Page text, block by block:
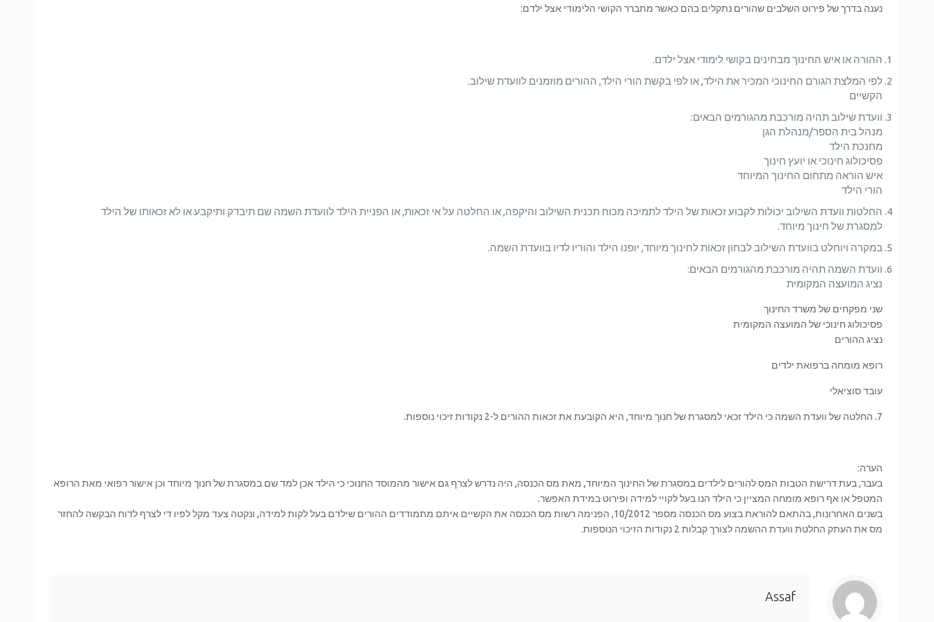
נענה בדרך של פירוט השלבים שהורים נתקלים בהם כאשר מתברר הקושי הלימודי אצל ילדם:
ההורה או איש החינוך מבחינים בקושי לימודי אצל ילדם.
לפי המלצת הגורם החינוכי המכיר את הילד, או לפי בקשת הורי הילד, ההורים מוזמנים לוועדת שילוב.
הקשיים
וועדת שילוב תהיה מורכבת מהגורמים הבאים:
מנהל בית הספר/מנהלת הגן
מחנכת הילד
פסיכולוג חינוכי או יועץ חינוך
איש הוראה מתחום החינוך המיוחד
הורי הילד
החלטות וועדת השילוב יכולות לקבוע זכאות של הילד לתמיכה מכוח תכנית השילוב והיקפה, או החלטה על אי זכאות, או הפניית הילד לוועדת השמה שם תיבדק ותיקבע או לא זכאותו של הילד
למסגרת של חינוך מיוחד.
במקרה ויוחלט בוועדת השילוב לבחון זכאות לחינוך מיוחד, יופנו הילד והוריו לדיו בוועדת השמה.
וועדת השמה תהיה מורכבת מהגורמים הבאים:
נציג המועצה המקומית
שני מפקחים של משרד החינוך
פסיכולוג חינוכי של המועצה המקומית
נציג ההורים
רופא מומחה ברפואת ילדים
עובד סוציאלי
7. החלטה של וועדת השמה כי הילד זכאי למסגרת של חנוך מיוחד, היא הקובעת את זכאות ההורים ל-2 נקודות זיכוי נוספות.
הערה:
בעבר, בעת דרישת הטבות המס להורים לילדים במסגרת של החינוך המיוחד, מאת מס הכנסה, היה נדרש לצרף גם אישור מהמוסד החנוכי כי הילד אכן למד שם במסגרת של חנוך מיוחד וכן אישור רפואי מאת הרופא
המטפל או אף רופא מומחה המציין כי הילד הנו בעל לקויי למידה ופירוט במידת האפשר.
בשנים האחרונות, בהתאם להוראת בצוע מס הכנסה מספר 10/2012, הפנימה רשות מס הכנסה את הקשיים איתם מתמודדים ההורים שילדם בעל לקות למידה, ונקטה צעד מקל לפיו די לצרף לדוח הבקשה להחזר
מס את העתק החלטת וועדת ההשמה לצורך קבלות 2 נקודות הזיכוי הנוספות.
Assaf